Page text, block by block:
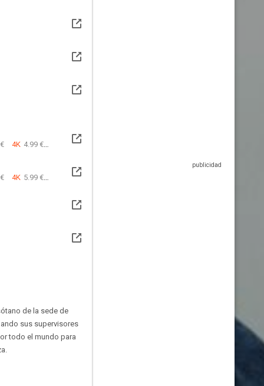
4K 4.99 €
4K 5.99 €
de la sede de
sus supervisores
todo el mundo para